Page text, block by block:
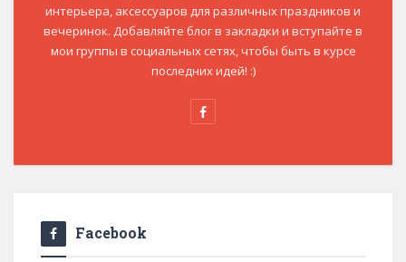
интерьера, аксессуаров для различных праздников и
вечеринок. Добавляйте блог в закладки и вступайте в
мои группы в социальных сетях, чтобы быть в курсе
последних идей! :)
Facebook